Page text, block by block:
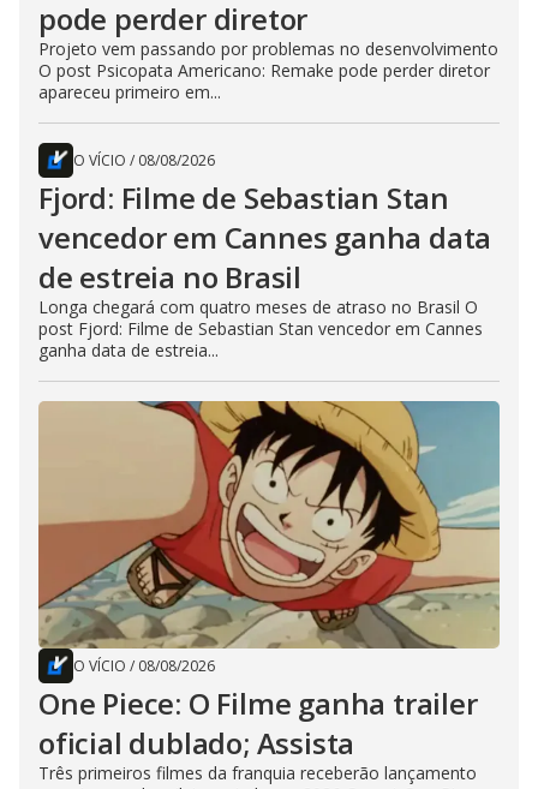
pode perder diretor
Projeto vem passando por problemas no desenvolvimento
O post Psicopata Americano: Remake pode perder diretor
apareceu primeiro em...
O VÍCIO / 08/08/2026
Fjord: Filme de Sebastian Stan
vencedor em Cannes ganha data
de estreia no Brasil
Longa chegará com quatro meses de atraso no Brasil O
post Fjord: Filme de Sebastian Stan vencedor em Cannes
ganha data de estreia...
O VÍCIO / 08/08/2026
One Piece: O Filme ganha trailer
oficial dublado; Assista
Três primeiros filmes da franquia receberão lançamento